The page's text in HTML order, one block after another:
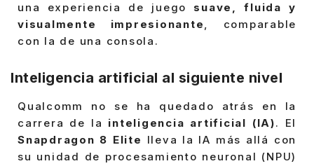
una experiencia de juego suave, fluida y
visualmente impresionante, comparable
con la de una consola.
Inteligencia artificial al siguiente nivel
Qualcomm no se ha quedado atrás en la
carrera de la inteligencia artificial (IA). El
Snapdragon 8 Elite lleva la IA más allá con
su unidad de procesamiento neuronal (NPU)